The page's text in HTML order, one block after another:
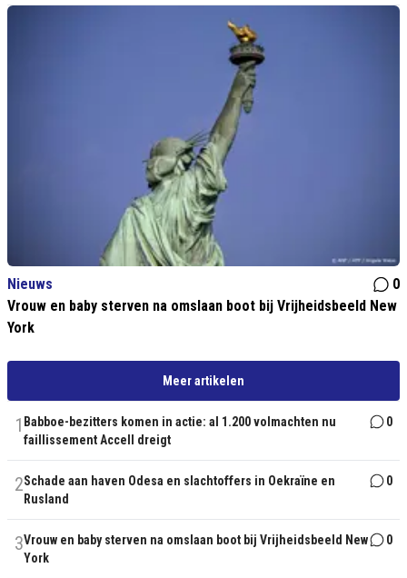
Nieuws
0
Vrouw en baby sterven na omslaan boot bij Vrijheidsbeeld New
York
Meer artikelen
1 Babboe-bezitters komen in actie: al 1.200 volmachten nu
faillissement Accell dreigt
0
2Schade aan haven Odesa en slachtoffers in Oekraïne en
Rusland
0
3Vrouw en baby sterven na omslaan boot bij Vrijheidsbeeld New
York
0